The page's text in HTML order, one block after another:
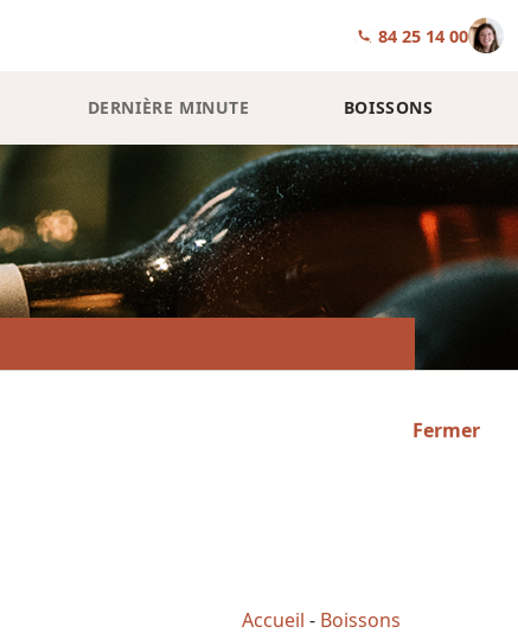
01 84 25 14 00
Fermer
DERNIÈRE MINUTE BOISSONS
!
Accueil - Boissons